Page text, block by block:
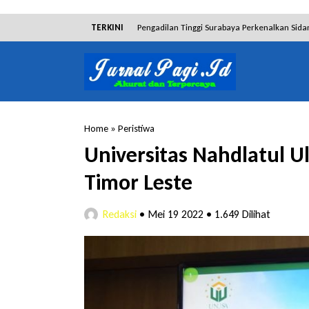
TERKINI Pengadilan Tinggi Surabaya Perkenalkan
Dibantah Terdakwa Ranto Hensa, Salim
Tim Tabur Kejari Surabaya Ringkus Mulia
Hakim Sebut Saksi Beruntung Tak Terseret
Home » Peristiwa
Universitas Nahdlatul
Timor Leste
Redaksi • Mei 19 2022 • 1.649 Dilihat